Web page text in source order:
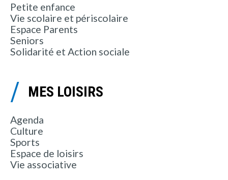
Petite enfance
Vie scolaire et périscolaire
Espace Parents
Seniors
Solidarité et Action sociale
MES LOISIRS
Agenda
Culture
Sports
Espace de loisirs
Vie associative